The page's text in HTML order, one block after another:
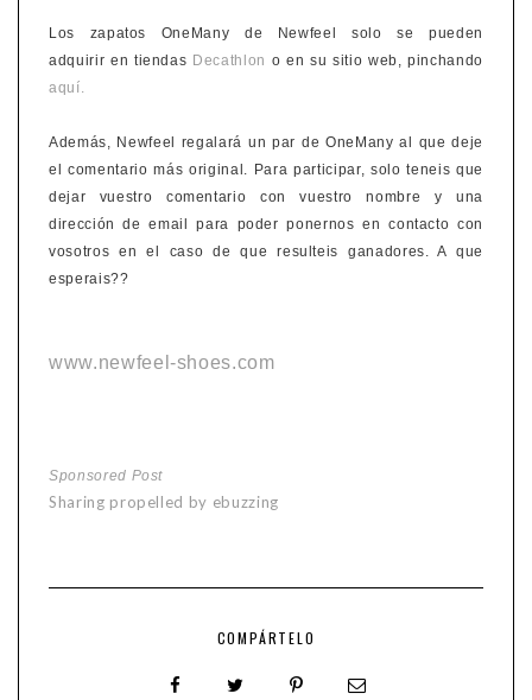
Los zapatos OneMany de Newfeel solo se pueden
adquirir en tiendas Decathlon o en su sitio web, pinchando
aquí .
Además, Newfeel regalará un par de OneMany al que deje
el comentario más original. Para participar, solo teneis que
dejar vuestro comentario con vuestro nombre y una
dirección de email para poder ponernos en contacto con
vosotros en el caso de que resulteis ganadores. A que
esperais??
www.newfeel-shoes.com
Sponsored Post
Sharing propelled by ebuzzing
COMPÁRTELO